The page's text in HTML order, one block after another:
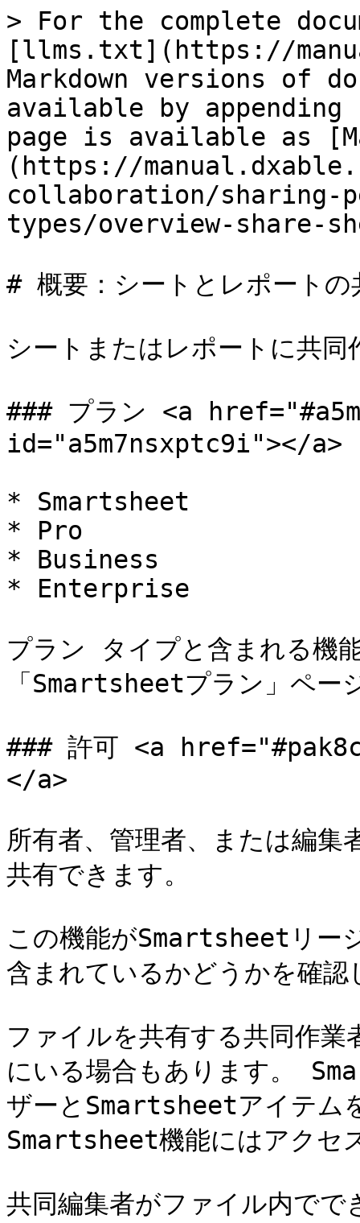
> For the complete
[llms.txt](https://
Markdown versions of
available by
page is available as
(https://
collaboration/sharing-
types/overview-share-
# 概要：シートとレポートの
シートまたはレポートに共同
### プラン <a
id="a5m7nsxptc9i"></a>
* Smartsheet
* Pro
* Business
* Enterprise
プラン タイプと含まれる機
「Smartsheetプラン」ペー
### 許可 <a
</a>
所有者、管理者、または編
共有できます。
この機能がSmartsheetリ
含まれているかどうかを確認
ファイルを共有する共同作業
にいる場合もあります。
ザーとSmartsheetアイテム
Smartsheet機能にはアクセ
共同編集者がファイル内で